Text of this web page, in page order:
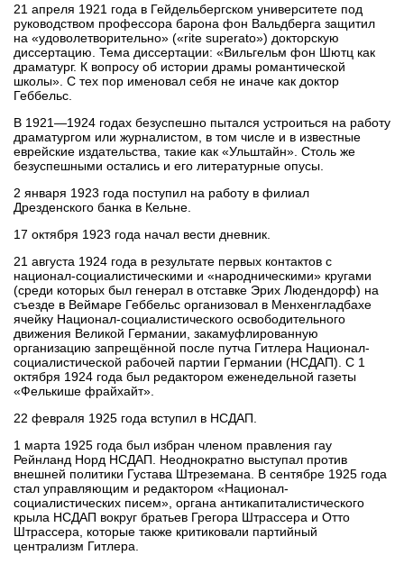
21 апреля 1921 года в Гейдельбергском университете под
руководством профессора барона фон Вальдберга защитил
на «удоволетворительно» («rite superato») докторскую
диссертацию. Тема диссертации: «Вильгельм фон Шютц как
драматург. К вопросу об истории драмы романтической
школы». С тех пор именовал себя не иначе как доктор
Геббельс.
В 1921—1924 годах безуспешно пытался устроиться на работу
драматургом или журналистом, в том числе и в известные
еврейские издательства, такие как «Ульштайн». Столь же
безуспешными остались и его литературные опусы.
2 января 1923 года поступил на работу в филиал
Дрезденского банка в Кельне.
17 октября 1923 года начал вести дневник.
21 августа 1924 года в результате первых контактов с
национал-социалистическими и «народническими» кругами
(среди которых был генерал в отставке Эрих Людендорф) на
съезде в Веймаре Геббельс организовал в Менхенгладбахе
ячейку Национал-социалистического освободительного
движения Великой Германии, закамуфлированную
организацию запрещённой после путча Гитлера Национал-
социалистической рабочей партии Германии (НСДАП). С 1
октября 1924 года был редактором еженедельной газеты
«Фелькише фрайхайт».
22 февраля 1925 года вступил в НСДАП.
1 марта 1925 года был избран членом правления гау
Рейнланд Норд НСДАП. Неоднократно выступал против
внешней политики Густава Штреземана. В сентябре 1925 года
стал управляющим и редактором «Национал-
социалистических писем», органа антикапиталистического
крыла НСДАП вокруг братьев Грегора Штрассера и Отто
Штрассера, которые также критиковали партийный
централизм Гитлера.